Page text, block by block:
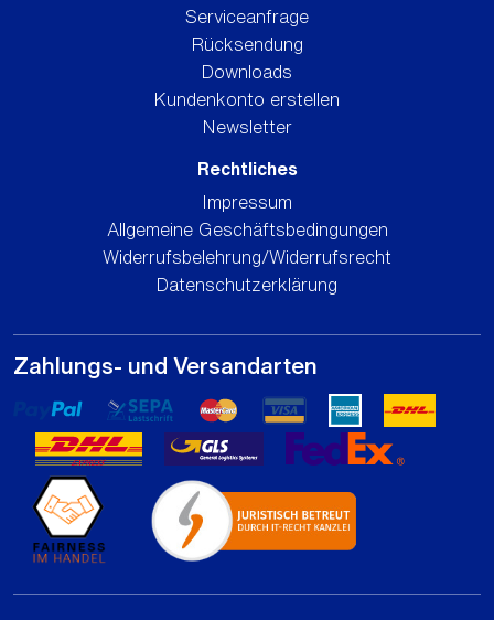
Serviceanfrage
Rücksendung
Downloads
Kundenkonto erstellen
Newsletter
Rechtliches
Impressum
Allgemeine Geschäftsbedingungen
Widerrufsbelehrung/Widerrufsrecht
Datenschutzerklärung
Zahlungs- und Versandarten